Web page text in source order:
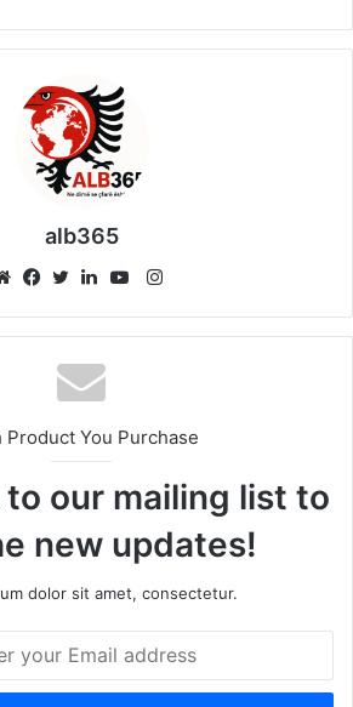
alb365
Instagram
Product You Purchase
our mailing list to
new updates!
dolor sit amet, consectetur.